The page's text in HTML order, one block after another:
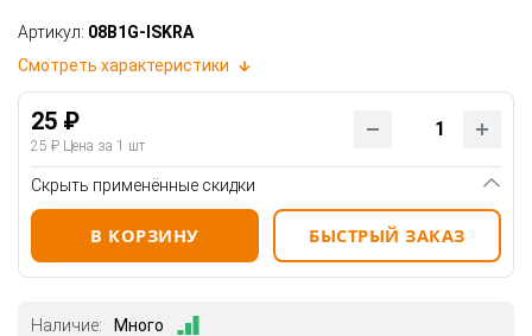
Артикул: 08B1G-ISKRA
Смотреть характеристики
25 ₽
25 ₽ Цена за 1 шт
Скрыть применённые скидки
В КОРЗИНУ БЫСТРЫЙ ЗАКАЗ
Наличие: Много